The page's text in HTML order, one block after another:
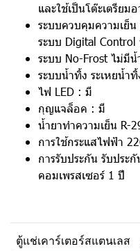
และใช้เป็นโต๊ะเตรียม
ระบบควบคุมความเย็
ระบบ Digital
ระบบ No-Frost ไม่มีน้
ระบบน้ำทิ้ง ระเหยน้ำ
ไฟ LED : มี
กุญแจล็อค : มี
น้ำยาทำความเย็น R-
การใช้กระแสไฟฟ้า
การรับประกัน รับประ
คอมเพรสเซอร์ 1 ปี
ตู้แช่เคาร์เตอร์สแตนเลส